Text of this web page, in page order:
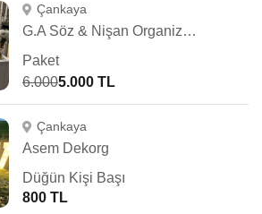
Çankaya
G.A Söz & Nişan Organizasyon
Paket
6.0005.000 TL
Çankaya
Asem Dekorg
Düğün Kişi Başı
800 TL